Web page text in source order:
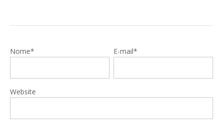
Nome* E-mail*
Website